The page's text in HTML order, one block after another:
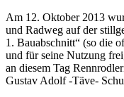
Am 12. Oktober 2013
und Radweg auf der
1. Bauabschnitt“ (so die
und für seine Nutzung
an diesem Tag
Gustav Adolf -Täve-